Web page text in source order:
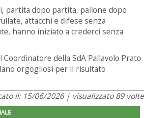
partita dopo partita, pallone dopo
attacchi e difese senza
hanno iniziato a crederci senza
Coordinatore della SdA Pallavolo Prato
orgogliosi per il risultato
il: 15/06/2026 | visualizzato 89 volte